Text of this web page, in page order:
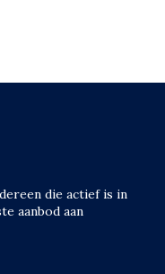
die actief is in
aanbod aan